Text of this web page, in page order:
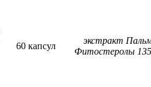
60 капсул
экстракт
Фитостеролы